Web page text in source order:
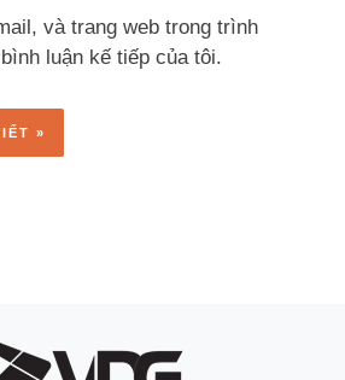
và trang web trong trình
luận kế tiếp của tôi.